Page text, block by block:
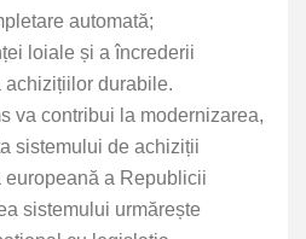
automată;
loiale și a încrederii
achizițiilor durabile.
va contribui la modernizarea,
sistemului de achiziții
a Republicii
sistemului urmărește